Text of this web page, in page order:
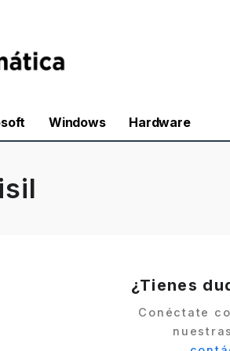
Windows Hardware
¿Tienes
Conéctate